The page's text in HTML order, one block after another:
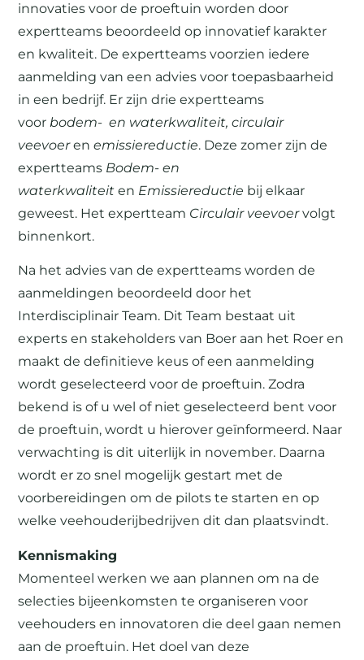
innovaties voor de proeftuin worden door
expertteams beoordeeld op innovatief karakter
en kwaliteit. De expertteams voorzien iedere
aanmelding van een advies voor toepasbaarheid
in een bedrijf. Er zijn drie expertteams
voorbodem- en waterkwaliteit, circulair
veevoeren emissiereductie. Deze zomer zijn de
expertteams Bodem- en
waterkwaliteiten Emissiereductie bij elkaar
geweest. Het expertteam Circulair veevoervolgt
binnenkort.
Na het advies van de expertteams worden de
aanmeldingen beoordeeld door het
Interdisciplinair Team. Dit Team bestaat uit
experts en stakeholders van Boer aan het Roer en
maakt de definitieve keus of een aanmelding
wordt geselecteerd voor de proeftuin. Zodra
bekend is of u wel of niet geselecteerd bent voor
de proeftuin, wordt u hierover geïnformeerd. Naar
verwachting is dit uiterlijk in november. Daarna
wordt er zo snel mogelijk gestart met de
voorbereidingen om de pilots te starten en op
welke veehouderijbedrijven dit dan plaatsvindt.
Kennismaking
Momenteel werken we aan plannen om na de
selecties bijeenkomsten te organiseren voor
veehouders en innovatoren die deel gaan nemen
aan de proeftuin. Het doel van deze